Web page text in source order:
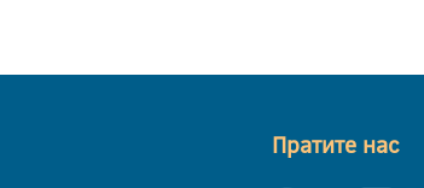
Пратите нас